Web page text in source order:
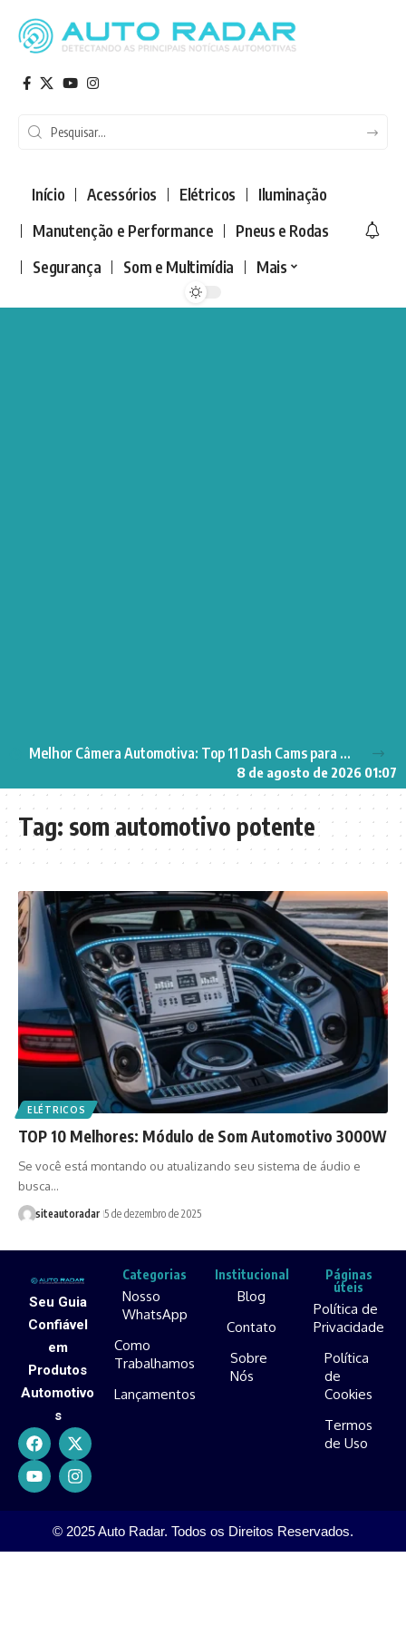
Início Acessórios Elétricos
Iluminação
Manutenção e Performance
Pneus e Rodas
Segurança
Som e Multimídia Mais
8 de agosto de 2026 01:07
Melhor Câmera Automotiva: Top 11 Dash Cams para Segurança no Carro
Tag: som automotivo potente
ELÉTRICOS
TOP 10 Melhores: Módulo de Som Automotivo 3000W
Se você está montando ou atualizando seu sistema de áudio e
busca…
siteautoradar 5 de dezembro de 2025
Seu Guia
Confiável
em
Produtos
Automotivo
s
Categorias
Nosso
WhatsApp
Como
Trabalhamos
Lançamentos
Institucional
Blog
Contato
Sobre
Nós
Páginas
úteis
Política de
Privacidade
Política
de
Cookies
Termos
de Uso
© 2025 Auto Radar. Todos os Direitos Reservados.